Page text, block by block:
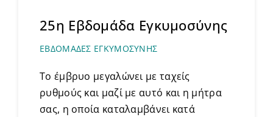
25η Εβδομάδα Εγκυμοσύνης
ΕΒΔΟΜΑΔΕΣ ΕΓΚΥΜΟΣΥΝΗΣ
Το έμβρυο μεγαλώνει με ταχείς
ρυθμούς και μαζί με αυτό και η μήτρα
σας, η οποία καταλαμβάνει κατά